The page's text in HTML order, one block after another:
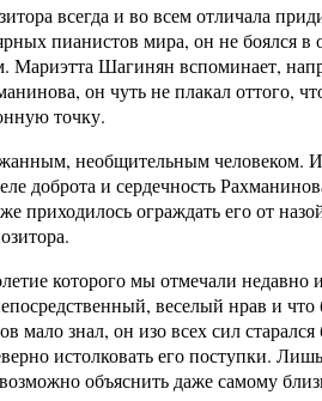
всегда и во всем отличала
пианистов мира, он не боялся в
Шагинян вспоминает,
он чуть не плакал оттого,
точку.
необщительным человеком. И
доброта и сердечность
приходилось ограждать его от
которого мы отмечали недавно
веселый нрав и
мало знал, он изо всех сил
истолковать его поступки.
объяснить даже самому